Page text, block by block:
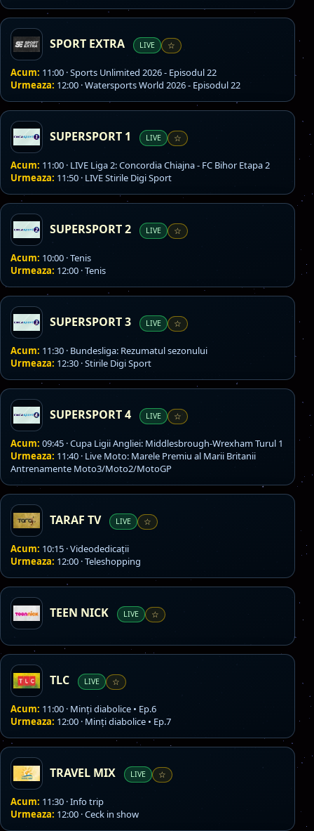
SPORT EXTRA LIVE ☆
Acum: 11:00 · Sports Unlimited 2026 - Episodul 22
Urmeaza: 12:00 · Watersports World 2026 - Episodul 22
SUPERSPORT 1 LIVE ☆
Acum: 11:00 · LIVE Liga 2: Concordia Chiajna - FC Bihor Etapa 2
Urmeaza: 11:50 · LIVE Stirile Digi Sport
SUPERSPORT 2 LIVE ☆
Acum: 10:00 · Tenis
Urmeaza: 12:00 · Tenis
SUPERSPORT 3 LIVE ☆
Acum: 11:30 · Bundesliga: Rezumatul sezonului
Urmeaza: 12:30 · Stirile Digi Sport
SUPERSPORT 4 LIVE ☆
Acum: 09:45 · Cupa Ligii Angliei: Middlesbrough-Wrexham Turul 1
Urmeaza: 11:40 · Live Moto: Marele Premiu al Marii Britanii
Antrenamente Moto3/Moto2/MotoGP
TARAF TV LIVE ☆
Acum: 10:15 · Videodedicaţii
Urmeaza: 12:00 · Teleshopping
TEEN NICK LIVE ☆
TLC LIVE ☆
Acum: 11:00 · Minţi diabolice • Ep.6
Urmeaza: 12:00 · Minţi diabolice • Ep.7
TRAVEL MIX LIVE ☆
Acum: 11:30 · Info trip
Urmeaza: 12:00 · Ceck in show